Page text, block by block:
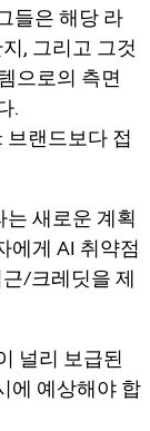
들은 해당 라
, 그리고 그것
으로의 측면
.
랜드보다 접
는 새로운 계획
에게 AI 취약점
근/크레딧을 제
널리 보급된
에 예상해야 합